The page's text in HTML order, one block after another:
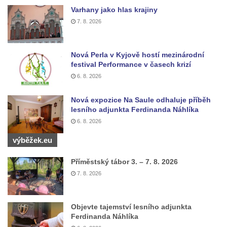
Centrální kříž bývalého hřbitova v Horním
Chlumu
Boží muka svatého Floriána v Mezné
Neugebauerův kříž východně od Sloupu v
Kříž u kostela Zvěstování Panny Marie v
Duchcově
Údajný kříž před kostelem svatých Petra a
Pavla v Jeníkově
Kříž na návsi v Jeníkově
Kříž na křižovatce v Teplické ulici v Lahošti
Kříž U Pěti lip na pastvině severovýchodně
od Mikulášovic
Kříž na rozcestí u domu čp. 123 v
Varhany jako hlas krajiny
7. 8. 2026
Nová Perla v Kyjově hostí mezinárodní
festival Performance v časech krizí
6. 8. 2026
Nová expozice Na Saule odhaluje příběh
lesního adjunkta Ferdinanda Náhlíka
6. 8. 2026
výběžek.eu
Příměstský tábor 3. – 7. 8. 2026
7. 8. 2026
Objevte tajemství lesního adjunkta
Ferdinanda Náhlíka